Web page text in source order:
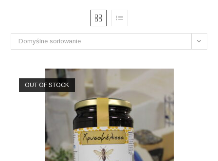
Domyślne sortowanie
OUT OF STOCK